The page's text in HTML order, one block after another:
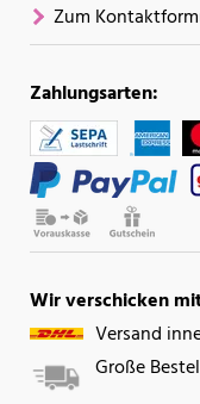
Zum
Zahlungsarten:
Wir verschicken
Versand
Große